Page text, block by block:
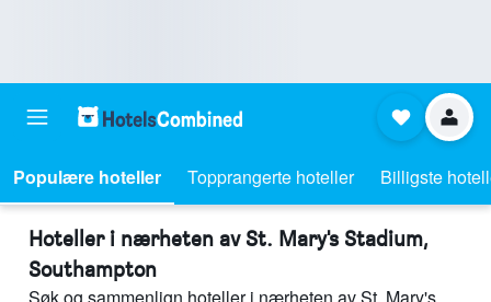
Populære hoteller Topprangerte hoteller Billigste
Hoteller i nærheten av St. Mary's Stadium,
Southampton